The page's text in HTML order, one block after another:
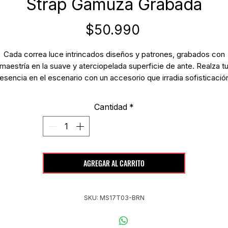
Strap Gamuza Grabada
$50.990
Cada correa luce intrincados diseños y patrones, grabados con
maestría en la suave y aterciopelada superficie de ante. Realza tu
en el escenario con un accesorio que irradia
Cantidad *
AGREGAR AL CARRITO
SKU: MS17T03-BRN